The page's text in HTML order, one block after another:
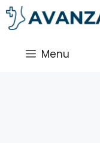
Saltar
al
Menu